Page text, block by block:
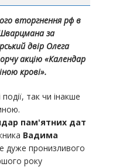
вторгнення рф в
за
двір Олега
акцію «Календар
крові».
так чи інакше
пам'ятних дат
Вадима
дуже пронизливого
року